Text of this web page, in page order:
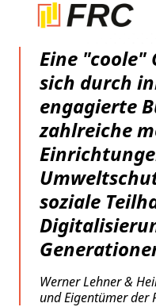
Eine "coole"
sich durch
engagierte
zahlreiche
soziale
Werner Lehner &
und Eigentümer der